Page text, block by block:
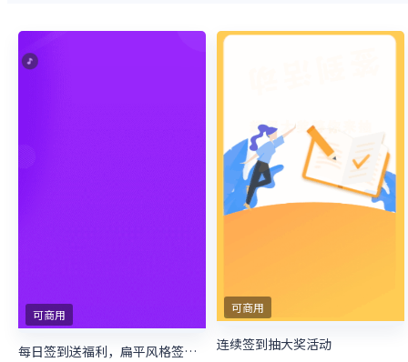
可商用
每日签到送福利，扁平风格签到抽奖
可商用
连续签到抽大奖活动